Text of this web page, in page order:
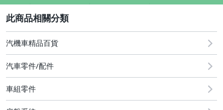
其他汽車零配件
汽機車精品百貨
汽車零件/配件
車組零件